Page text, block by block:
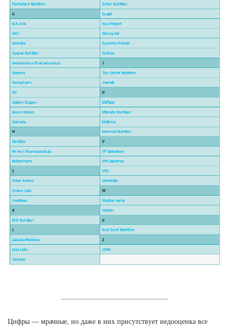
Цифры — мрачные, но даже в них присутствует недооценка все